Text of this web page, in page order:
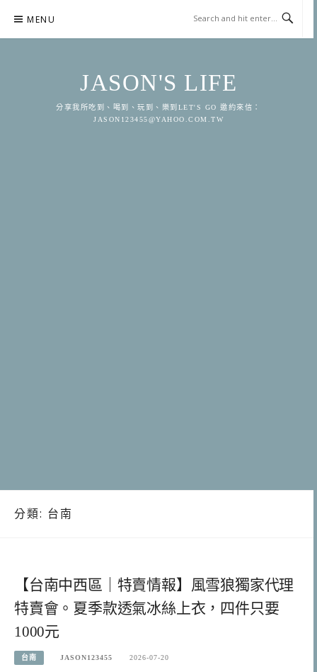
content
MENU
JASON'S LIFE
分享我所吃到、喝到、玩到、樂到LET'S GO 邀約來信：
JASON123455@YAHOO.COM.TW
分類: 台南
【台南中西區｜特賣情報】風雪狼獨家代理
特賣會。夏季款透氣冰絲上衣，四件只要
1000元
台南 JASON123455 2026-07-20